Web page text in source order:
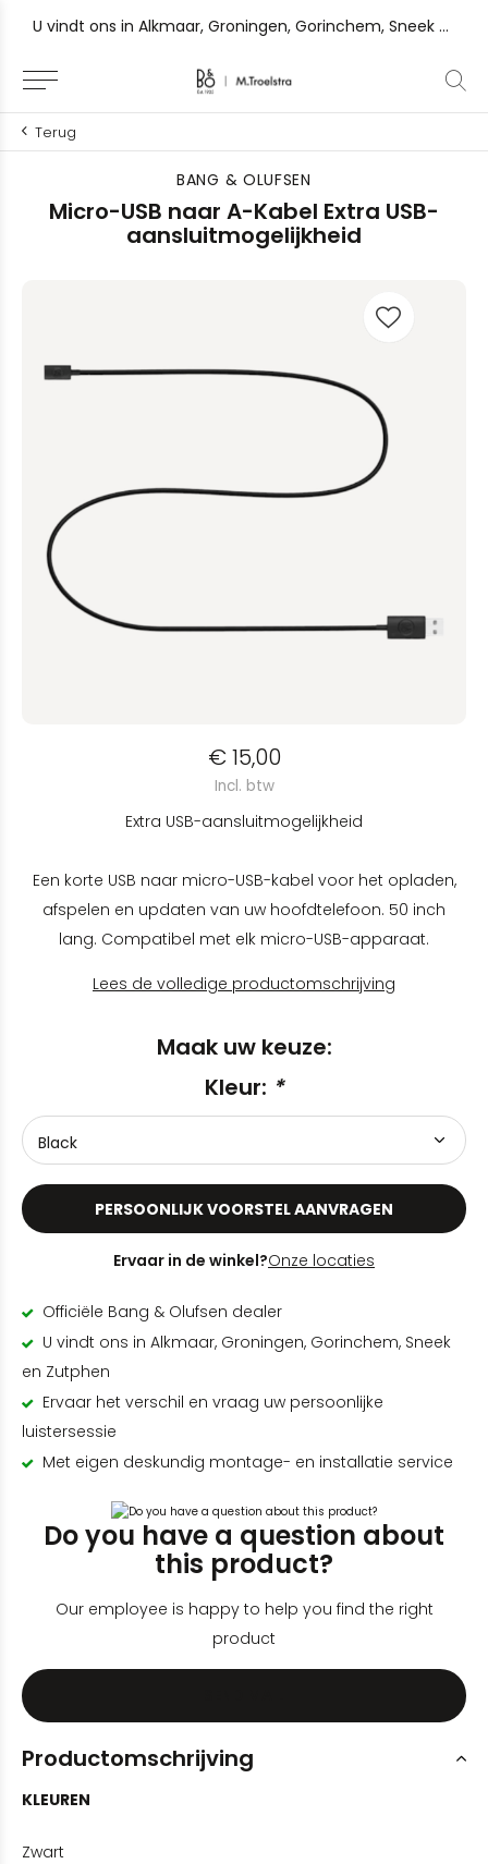
U vindt ons in Alkmaar, Groningen, Gorinchem, Sneek en Zutphen
Terug
BANG & OLUFSEN
Micro-USB naar A-Kabel Extra USB-
aansluitmogelijkheid
€ 15,00
Incl. btw
Extra USB-aansluitmogelijkheid
Een korte USB naar micro-USB-kabel voor het opladen,
afspelen en updaten van uw hoofdtelefoon. 50 inch
lang. Compatibel met elk micro-USB-apparaat.
Lees de volledige productomschrijving
Maak uw keuze:
Kleur: *
PERSOONLIJK VOORSTEL AANVRAGEN
Ervaar in de winkel?Onze locaties
Officiële Bang & Olufsen dealer
U vindt ons in Alkmaar, Groningen, Gorinchem, Sneek
en Zutphen
Ervaar het verschil en vraag uw persoonlijke
luistersessie
Met eigen deskundig montage- en installatie service
Do you have a question about
this product?
Our employee is happy to help you find the right
product
Productomschrijving
KLEUREN
Zwart